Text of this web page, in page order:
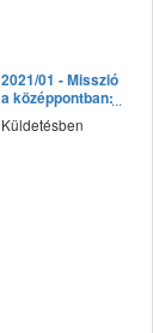
2021/01 - Misszió
a középpontban:
15. Mai
gyógyulás–
Küldetésben